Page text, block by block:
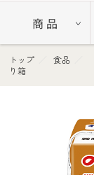
商 品
トップ 食品
り箱